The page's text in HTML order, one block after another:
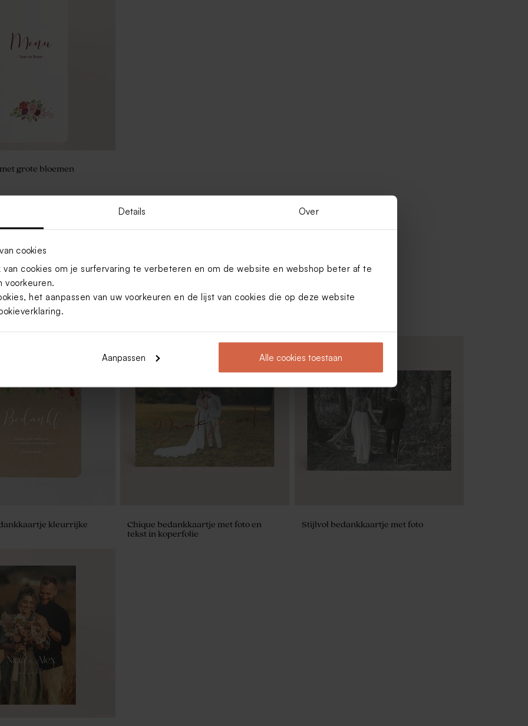
Details Over
cookies
cookies om je surfervaring te verbeteren en om de website en webshop beter af te
voorkeuren.
het aanpassen van uw voorkeuren en de lijst van cookies die op deze website
.
Aanpassen Alle cookies toestaan
grote bloemen
eco met kleurrijke
Kubusdoosje eco met kleurrijke
bloemen en goudfolie
Kraft look naamkaartje met kleurrijke
bloemen
- Allegro
kleurrijke
Chique bedankkaartje met foto en
tekst in koperfolie
Stijlvol bedankkaartje met foto